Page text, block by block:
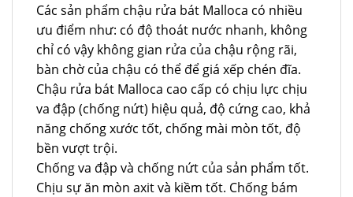
Các sản phẩm chậu rửa bát Malloca có nhiều
ưu điểm như: có độ thoát nước nhanh, không
chỉ có vậy không gian rửa của chậu rộng rãi,
bàn chờ của chậu có thể để giá xếp chén đĩa.
Chậu rửa bát Malloca cao cấp có chịu lực chịu
va đập (chống nứt) hiệu quả, độ cứng cao, khả
năng chống xước tốt, chống mài mòn tốt, độ
bền vượt trội.
Chống va đập và chống nứt của sản phẩm tốt.
Chịu sự ăn mòn axit và kiềm tốt. Chống bám